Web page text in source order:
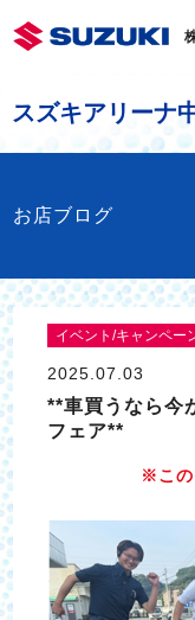
スズキアリーナ
お店ブログ
イベント/キャンペー
2025.07.03
**車買うなら今
フェア**
※この